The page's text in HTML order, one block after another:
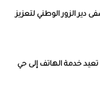
الزور الوطني لتعزيز
تعيد خدمة الهاتف إلى حي